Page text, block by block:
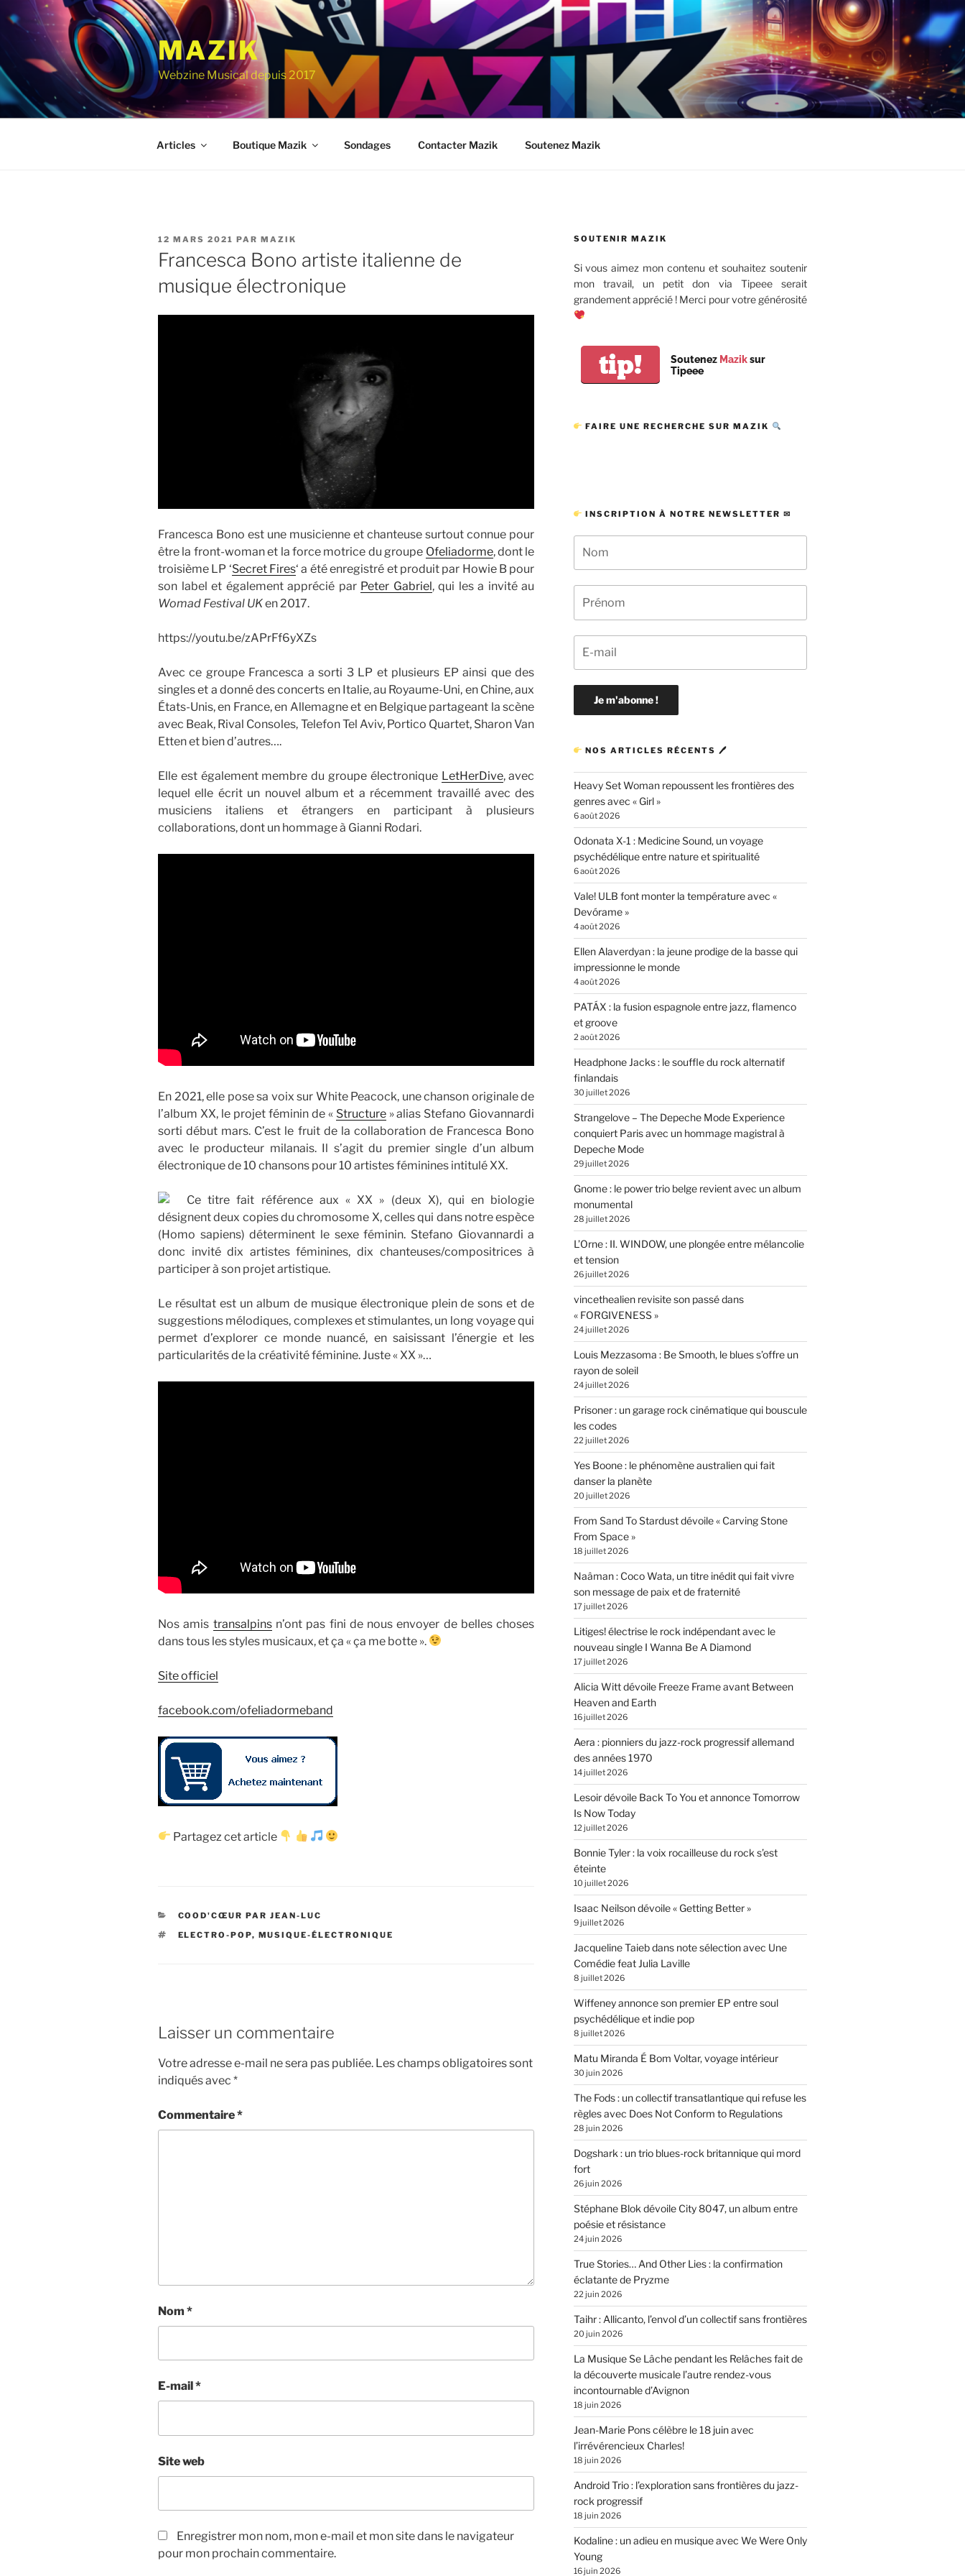
au
contenu
principal
MAZIK
Webzine Musical depuis 2017
Articles Boutique Mazik Sondages Contacter Mazik Soutenez Mazik
PUBLIÉ
LE
12 MARS 2021 PAR MAZIK
Francesca Bono artiste italienne de
musique électronique
Francesca Bono est une musicienne et chanteuse surtout connue pour
être la front-woman et la force motrice du groupe Ofeliadorme, dont le
troisième LP ‘Secret Fires‘ a été enregistré et produit par Howie B pour
son label et également apprécié par Peter Gabriel, qui les a invité au
Womad Festival UKen 2017.
https://youtu.be/zAPrFf6yXZs
Avec ce groupe Francesca a sorti 3 LP et plusieurs EP ainsi que des
singles et a donné des concerts en Italie, au Royaume-Uni, en Chine, aux
États-Unis, en France, en Allemagne et en Belgique partageant la scène
avec Beak, Rival Consoles, Telefon Tel Aviv, Portico Quartet, Sharon Van
Etten et bien d’autres….
Elle est également membre du groupe électronique LetHerDive, avec
lequel elle écrit un nouvel album et a récemment travaillé avec des
musiciens italiens et étrangers en participant à plusieurs
collaborations, dont un hommage à Gianni Rodari.
En 2021, elle pose sa voix sur White Peacock, une chanson originale de
l’album XX, le projet féminin de « Structure» alias Stefano Giovannardi
sorti début mars. C’est le fruit de la collaboration de Francesca Bono
avec le producteur milanais. Il s’agit du premier single d’un album
électronique de 10 chansons pour 10 artistes féminines intitulé XX.
Ce titre fait référence aux « XX » (deux X), qui en biologie
désignent deux copies du chromosome X, celles qui dans notre espèce
(Homo sapiens) déterminent le sexe féminin. Stefano Giovannardi a
donc invité dix artistes féminines, dix chanteuses/compositrices à
participer à son projet artistique.
Le résultat est un album de musique électronique plein de sons et de
suggestions mélodiques, complexes et stimulantes, un long voyage qui
permet d’explorer ce monde nuancé, en saisissant l’énergie et les
particularités de la créativité féminine. Juste « XX »…
Nos amis transalpinsn’ont pas fini de nous envoyer de belles choses
dans tous les styles musicaux, et ça « ça me botte ».
Site officiel
facebook.com/ofeliadormeband
Partagez cet article
CATÉGORIES
COOD'CŒUR PAR JEAN-LUC
ÉTIQUETTES
ELECTRO-POP, MUSIQUE-ÉLECTRONIQUE
Laisser un commentaire
Votre adresse e-mail ne sera pas publiée. Les champs obligatoires sont
indiqués avec *
Commentaire*
Nom *
E-mail*
Site web
Enregistrer mon nom, mon e-mail et mon site dans le navigateur
pour mon prochain commentaire.
SOUTENIR MAZIK
Si vous aimez mon contenu et souhaitez soutenir
mon travail, un petit don via Tipeee serait
grandement apprécié ! Merci pour votre générosité
tip! Soutenez Maziksur
Tipeee
FAIRE UNE RECHERCHE SUR MAZIK
INSCRIPTION À NOTRE NEWSLETTER ✉
NOS ARTICLES RÉCENTS 🖊
Heavy Set Woman repoussent les frontières des
genres avec « Girl »
6 août 2026
Odonata X-1 : Medicine Sound, un voyage
psychédélique entre nature et spiritualité
6 août 2026
Vale! ULB font monter la température avec «
Devórame »
4 août 2026
Ellen Alaverdyan : la jeune prodige de la basse qui
impressionne le monde
4 août 2026
PATÁX : la fusion espagnole entre jazz, flamenco
et groove
2 août 2026
Headphone Jacks : le souffle du rock alternatif
finlandais
30 juillet 2026
Strangelove – The Depeche Mode Experience
conquiert Paris avec un hommage magistral à
Depeche Mode
29 juillet 2026
Gnome : le power trio belge revient avec un album
monumental
28 juillet 2026
L’Orne : II. WINDOW, une plongée entre mélancolie
et tension
26 juillet 2026
vincethealien revisite son passé dans
« FORGIVENESS »
24 juillet 2026
Louis Mezzasoma : Be Smooth, le blues s’offre un
rayon de soleil
24 juillet 2026
Prisoner : un garage rock cinématique qui bouscule
les codes
22 juillet 2026
Yes Boone : le phénomène australien qui fait
danser la planète
20 juillet 2026
From Sand To Stardust dévoile « Carving Stone
From Space »
18 juillet 2026
Naâman : Coco Wata, un titre inédit qui fait vivre
son message de paix et de fraternité
17 juillet 2026
Litiges! électrise le rock indépendant avec le
nouveau single I Wanna Be A Diamond
17 juillet 2026
Alicia Witt dévoile Freeze Frame avant Between
Heaven and Earth
16 juillet 2026
Aera : pionniers du jazz-rock progressif allemand
des années 1970
14 juillet 2026
Lesoir dévoile Back To You et annonce Tomorrow
Is Now Today
12 juillet 2026
Bonnie Tyler : la voix rocailleuse du rock s’est
éteinte
10 juillet 2026
Isaac Neilson dévoile « Getting Better »
9 juillet 2026
Jacqueline Taieb dans note sélection avec Une
Comédie feat Julia Laville
8 juillet 2026
Wiffeney annonce son premier EP entre soul
psychédélique et indie pop
8 juillet 2026
Matu Miranda É Bom Voltar, voyage intérieur
30 juin 2026
The Fods : un collectif transatlantique qui refuse les
règles avec Does Not Conform to Regulations
28 juin 2026
Dogshark : un trio blues-rock britannique qui mord
fort
26 juin 2026
Stéphane Blok dévoile City 8047, un album entre
poésie et résistance
24 juin 2026
True Stories… And Other Lies : la confirmation
éclatante de Pryzme
22 juin 2026
Taihr : Allicanto, l’envol d’un collectif sans frontières
20 juin 2026
La Musique Se Lâche pendant les Relâches fait de
la découverte musicale l’autre rendez-vous
incontournable d’Avignon
18 juin 2026
Jean-Marie Pons célèbre le 18 juin avec
l’irrévérencieux Charles!
18 juin 2026
Android Trio : l’exploration sans frontières du jazz-
rock progressif
18 juin 2026
Kodaline : un adieu en musique avec We Were Only
Young
16 juin 2026